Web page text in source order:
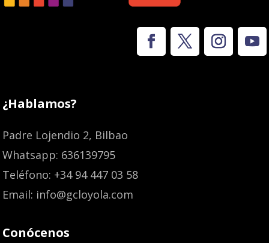
¿Hablamos?
Padre Lojendio 2, Bilbao
Whatsapp: 636139795
Teléfono: +34 94 447 03 58
Email: info@gcloyola.com
Conócenos